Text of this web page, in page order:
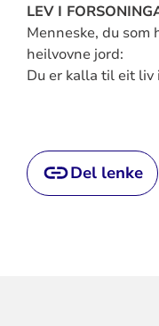
LEV I
Menneske, du som
heilvovne jord:
Du er kalla til eit liv
Del lenke